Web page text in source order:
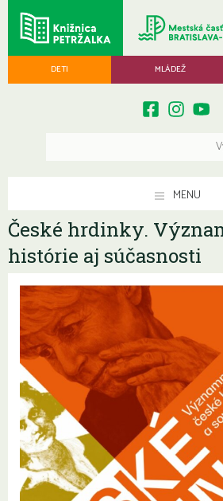
DETI MLÁDEŽ
MENU
České hrdinky.
histórie aj súčasnosti